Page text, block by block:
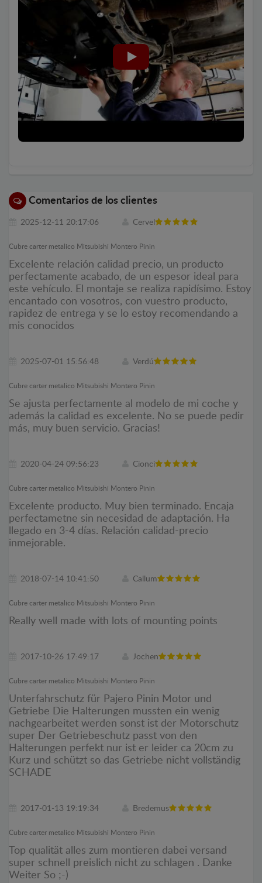
Comentarios de los clientes
2025-12-11 20:17:06 Cervel
Cubre carter metalico Mitsubishi Montero Pinin
Excelente relación calidad precio, un producto
perfectamente acabado, de un espesor ideal para
este vehículo. El montaje se realiza rapidísimo. Estoy
encantado con vosotros, con vuestro producto,
rapidez de entrega y se lo estoy recomendando a
mis conocidos
2025-07-01 15:56:48 Verdú
Cubre carter metalico Mitsubishi Montero Pinin
Se ajusta perfectamente al modelo de mi coche y
además la calidad es excelente. No se puede pedir
más, muy buen servicio. Gracias!
2020-04-24 09:56:23 Cionci
Cubre carter metalico Mitsubishi Montero Pinin
Excelente producto. Muy bien terminado. Encaja
perfectametne sin necesidad de adaptación. Ha
llegado en 3-4 días. Relación calidad-precio
inmejorable.
2018-07-14 10:41:50 Callum
Cubre carter metalico Mitsubishi Montero Pinin
Really well made with lots of mounting points
2017-10-26 17:49:17 Jochen
Cubre carter metalico Mitsubishi Montero Pinin
Unterfahrschutz für Pajero Pinin Motor und
Getriebe Die Halterungen mussten ein wenig
nachgearbeitet werden sonst ist der Motorschutz
super Der Getriebeschutz passt von den
Halterungen perfekt nur ist er leider ca 20cm zu
Kurz und schützt so das Getriebe nicht vollständig
SCHADE
2017-01-13 19:19:34 Bredemus
Cubre carter metalico Mitsubishi Montero Pinin
Top qualität alles zum montieren dabei versand
super schnell preislich nicht zu schlagen . Danke
Weiter So ;-)